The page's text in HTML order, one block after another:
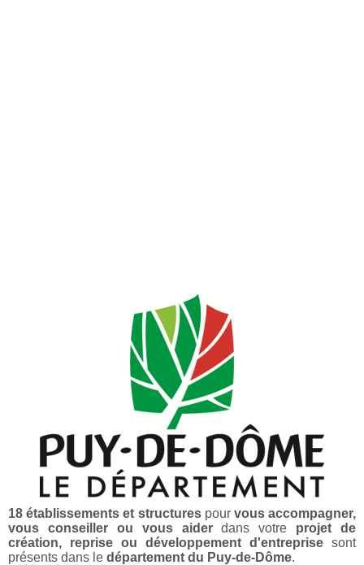
18 établissements et structures pour vous accompagner,
vous conseiller ou vous aiderdans votre projet de
création, reprise ou développement d'entreprise sont
présents dans le département du Puy-de-Dôme.